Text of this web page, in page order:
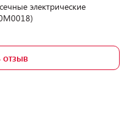
электрические
отзыв